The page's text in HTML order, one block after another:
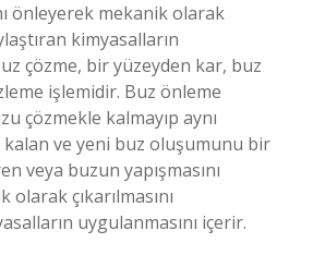
önleyerek mekanik olarak
kimyasalların
çözme, bir yüzeyden kar, buz
işlemidir. Buz önleme
çözmekle kalmayıp aynı
kalan ve yeni buz oluşumunu bir
veya buzun yapışmasını
çıkarılmasını
uygulanmasını içerir.